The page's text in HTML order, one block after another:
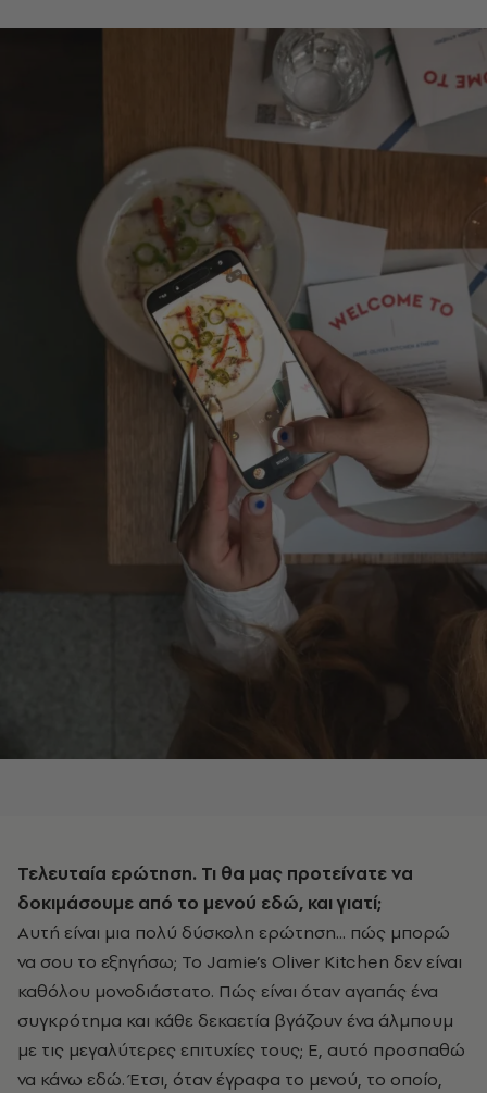
Τελευταία ερώτηση. Τι θα μας προτείνατε να
δοκιμάσουμε από το μενού εδώ, και γιατί;
Αυτή είναι μια πολύ δύσκολη ερώτηση... πώς μπορώ
να σου το εξηγήσω; Το Jamie’s Oliver Kitchen δεν είναι
καθόλου μονοδιάστατο. Πώς είναι όταν αγαπάς ένα
συγκρότημα και κάθε δεκαετία βγάζουν ένα άλμπουμ
με τις μεγαλύτερες επιτυχίες τους; Ε, αυτό προσπαθώ
να κάνω εδώ. Έτσι, όταν έγραφα το μενού, το οποίο,